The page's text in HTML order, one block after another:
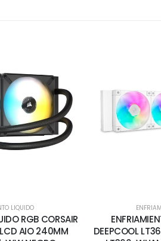
LIQUIDO
RGB CORSAIR
LCD AIO 240MM
DEEPCOOL